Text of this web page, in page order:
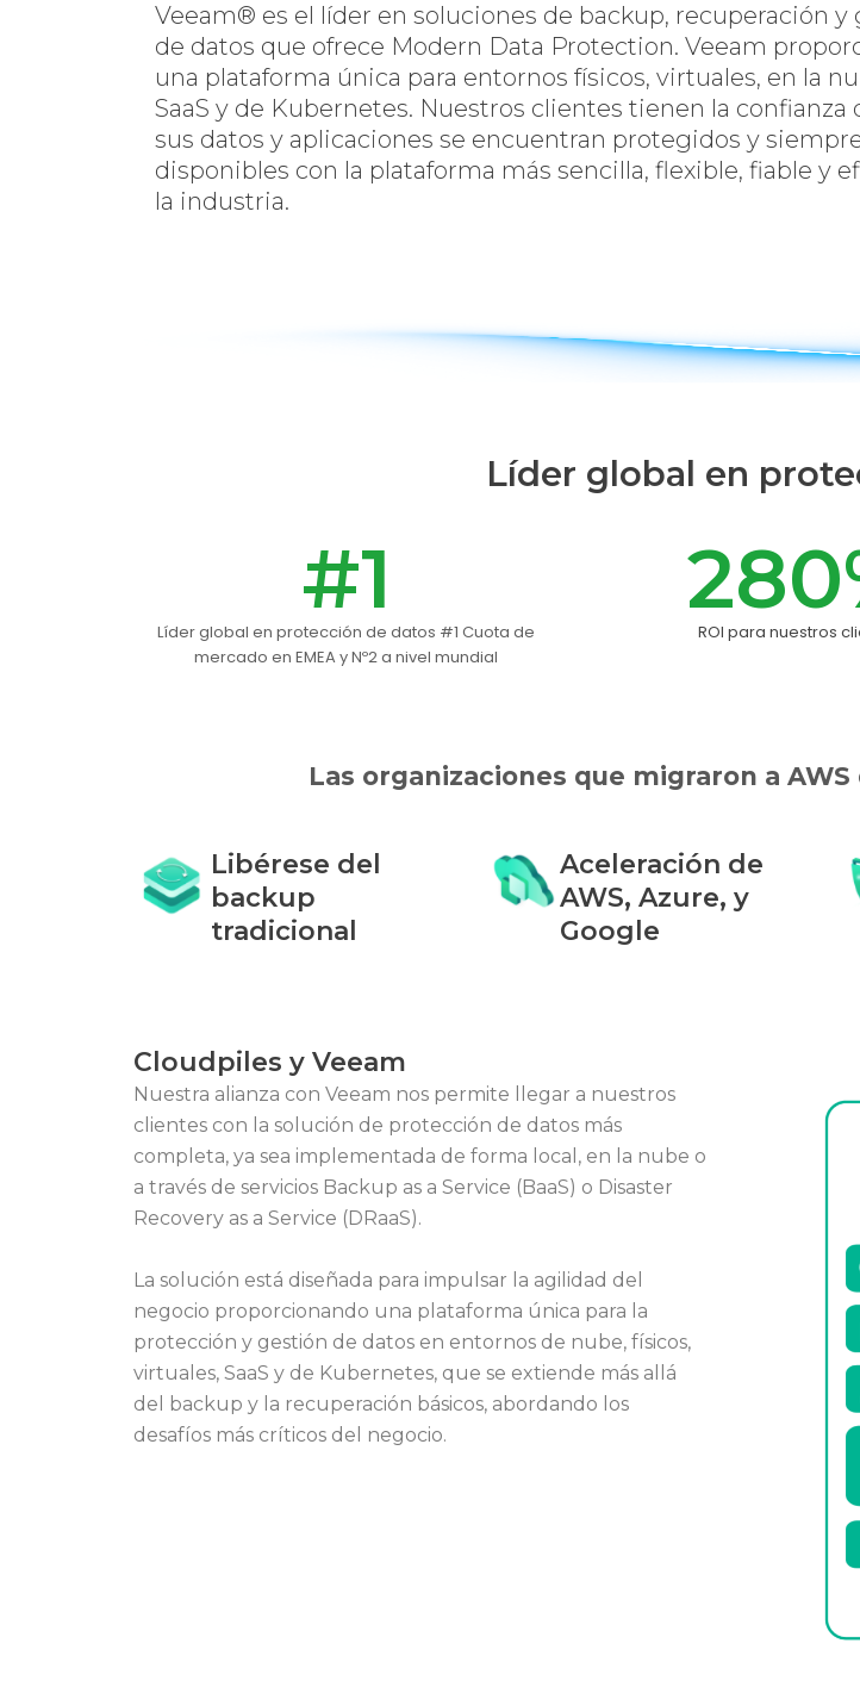
Veeam® es el líder en soluciones de backup, recuperación y
de datos que ofrece Modern Data Protection. Veeam
una plataforma única para entornos físicos, virtuales, en la
SaaS y de Kubernetes. Nuestros clientes tienen la confianza
sus datos y aplicaciones se encuentran protegidos y
disponibles con la plataforma más sencilla, flexible, fiable y
la industria.
Líder global en
Líder global en protección de datos #1 Cuota de
mercado en EMEA y Nº2 a nivel mundial
#1
ROI para nuestros
280
Las organizaciones que migraron a
Libérese del
backup
tradicional
Aceleración de
AWS, Azure, y
Google
Cloudpiles y Veeam
Nuestra alianza con Veeam nos permite llegar a nuestros
clientes con la solución de protección de datos más
completa, ya sea implementada de forma local, en la nube o
a través de servicios Backup as a Service (BaaS) o Disaster
Recovery as a Service (DRaaS).
La solución está diseñada para impulsar la agilidad del
negocio proporcionando una plataforma única para la
protección y gestión de datos en entornos de nube, físicos,
virtuales, SaaS y de Kubernetes, que se extiende más allá
del backup y la recuperación básicos, abordando los
desafíos más críticos del negocio.